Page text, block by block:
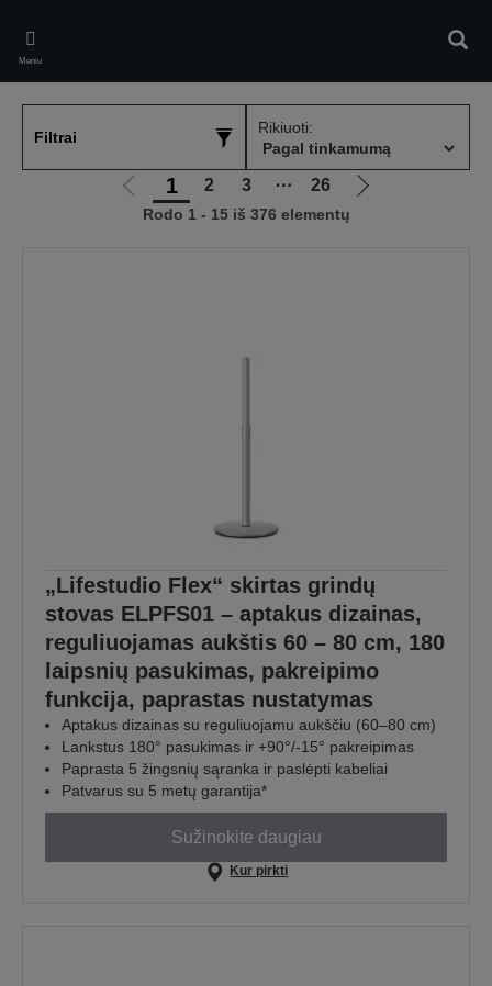
main
content
Meniu
Filtrai
Rikiuoti:
Eiti
1 2 3 ⋯ 26
Eiti
Rodo 1 - 15 iš 376 elementų
„Lifestudio Flex“ skirtas grindų
stovas ELPFS01 – aptakus dizainas,
reguliuojamas aukštis 60 – 80 cm, 180
laipsnių pasukimas, pakreipimo
funkcija, paprastas nustatymas
Aptakus dizainas su reguliuojamu aukščiu (60–80 cm)
Lankstus 180° pasukimas ir +90°/-15° pakreipimas
Paprasta 5 žingsnių sąranka ir paslėpti kabeliai
Patvarus su 5 metų garantija*
Sužinokite daugiau
Kur pirkti